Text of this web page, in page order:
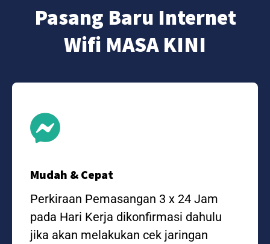
Pasang Baru Internet
Wifi MASA KINI
Mudah & Cepat
Perkiraan Pemasangan 3 x 24 Jam
pada Hari Kerja dikonfirmasi dahulu
jika akan melakukan cek jaringan